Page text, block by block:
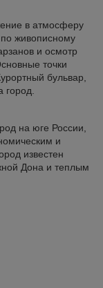
в атмосферу
живописному
и осмотр
точки
бульвар,
город.
на юге России,
и
известен
Дона и теплым